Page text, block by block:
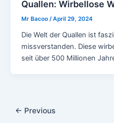
Quallen: Wirbellose
Mr Bacoo /April 29, 2024
Die Welt der Quallen ist
missverstanden. Diese
seit über 500 Millionen
Post← Previous